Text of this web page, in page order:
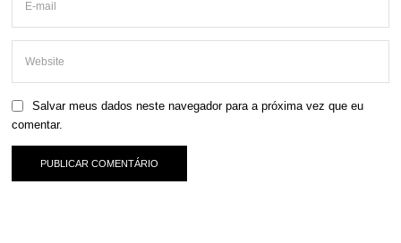
Salvar meus dados neste navegador para a próxima vez que eu
comentar.